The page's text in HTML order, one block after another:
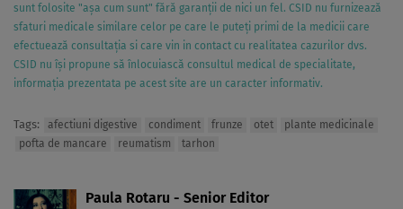
sunt folosite "așa cum sunt" fără garanții de nici un fel. CSID nu furnizează
sfaturi medicale similare celor pe care le puteți primi de la medicii care
efectuează consultația si care vin in contact cu realitatea cazurilor dvs.
CSID nu își propune să înlocuiască consultul medical de specialitate,
informația prezentata pe acest site are un caracter informativ.
Tags: afectiuni digestive condiment frunze otet
plante medicinale
pofta de mancare
reumatism tarhon
Paula Rotaru - Senior Editor